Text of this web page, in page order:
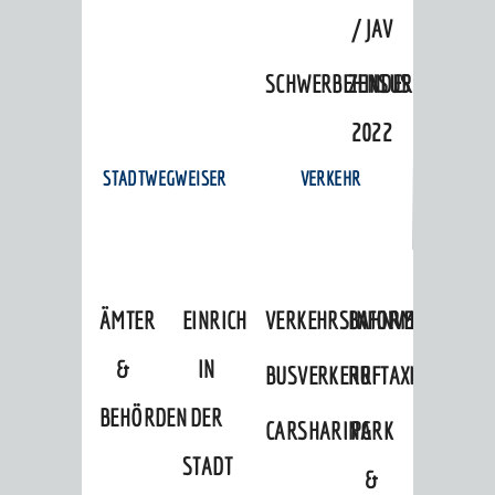
/ JAV
ZENSUS
2022
STADTWEGWEISER
ÄMTER
&
BEHÖRDEN
EINRICHTUNGEN
IN
DER
STADT
VERKEHR
VERKEHRSINFORMATIONEN
BAHNVERKEHR
BUSVERKEHRRUFTAXI
CARSHARINGPARK
&